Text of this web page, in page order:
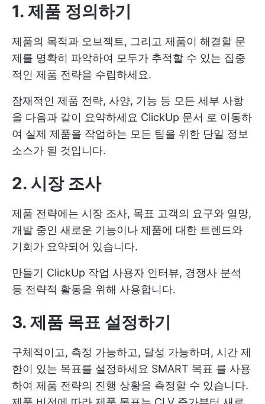
1. 제품 정의하기
제품의 목적과 오브젝트, 그리고 제품이 해결할 문
제를 명확히 파악하여 모두가 추적할 수 있는 집중
적인 제품 전략을 수립하세요.
잠재적인 제품 전략, 사양, 기능 등 모든 세부 사항
을 다음과 같이 요약하세요 ClickUp 문서 로 이동하
여 실제 제품을 작업하는 모든 팀을 위한 단일 정보
소스가 될 것입니다.
2. 시장 조사
제품 전략에는 시장 조사, 목표 고객의 요구와 열망,
개발 중인 새로운 기능이나 제품에 대한 트렌드와
기회가 요약되어 있습니다.
만들기 ClickUp 작업 사용자 인터뷰, 경쟁사 분석
등 전략적 활동을 위해 사용합니다.
3. 제품 목표 설정하기
구체적이고, 측정 가능하고, 달성 가능하며, 시간 제
한이 있는 목표를 설정하세요 SMART 목표 를 사용
하여 제품 전략의 진행 상황을 측정할 수 있습니다.